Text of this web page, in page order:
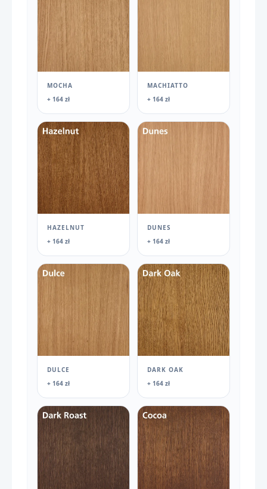
MOCHA
+ 164 zł
MACHIATTO
+ 164 zł
HAZELNUT
+ 164 zł
DUNES
+ 164 zł
DULCE
+ 164 zł
DARK OAK
+ 164 zł